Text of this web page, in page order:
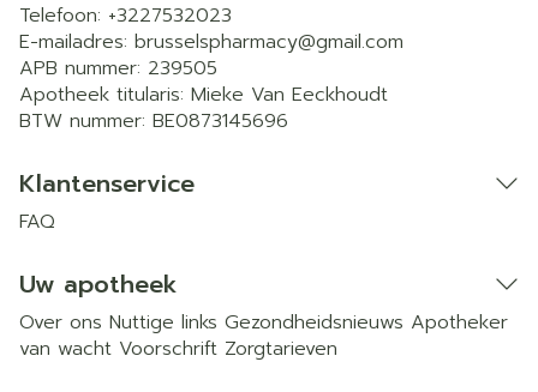
Telefoon: +3227532023
E-mailadres: brusselspharmacy@gmail.com
APB nummer: 239505
Apotheek titularis: Mieke Van Eeckhoudt
BTW nummer: BE0873145696
Klantenservice
FAQ
Uw apotheek
Over ons Nuttige links Gezondheidsnieuws Apotheker
van wacht Voorschrift Zorgtarieven